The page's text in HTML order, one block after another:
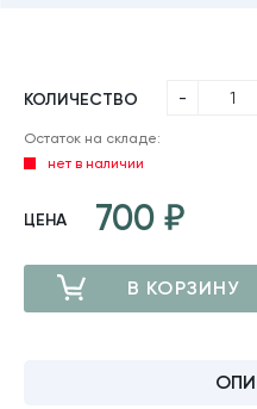
КОЛИЧЕСТВО -
Остаток на складе:
нет в наличии
ЦЕНА 700
В КОРЗИНУ